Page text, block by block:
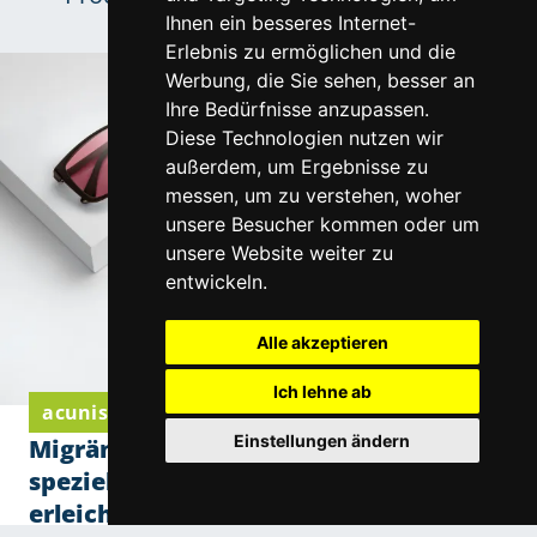
Ihnen ein besseres Internet-
Erlebnis zu ermöglichen und die
Werbung, die Sie sehen, besser an
Ihre Bedürfnisse anzupassen.
Diese Technologien nutzen wir
außerdem, um Ergebnisse zu
messen, um zu verstehen, woher
unsere Besucher kommen oder um
unsere Website weiter zu
entwickeln.
Alle akzeptieren
Ich lehne ab
Einstellungen ändern
Lieferpartner.
acunis Komfortgläser von Eschenbach Optik
Migräne und Lichtempfindlichkeit: Wie
spezielle Filtergläser den Alltag
erleichtern